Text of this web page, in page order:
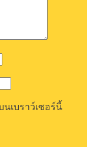
เบราว์เซอร์นี้